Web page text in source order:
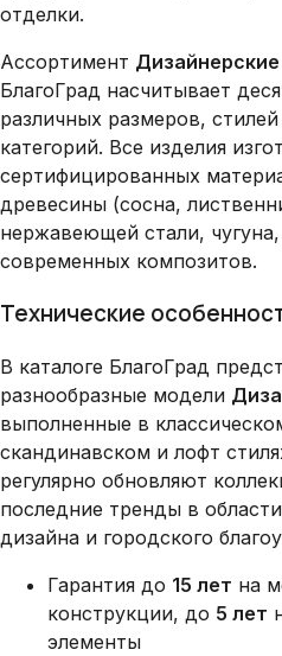
отделки.
Ассортимент
БлагоГрад насчитывает
различных размеров,
категорий. Все изделия
сертифицированных
древесины (сосна,
нержавеющей стали,
современных композитов.
Технические
В каталоге БлагоГрад
разнообразные модели
выполненные в
скандинавском и лофт
регулярно обновляют
последние тренды в
дизайна и городского
Гарантия до 15 лет на
конструкции, до 5 лет
элементы